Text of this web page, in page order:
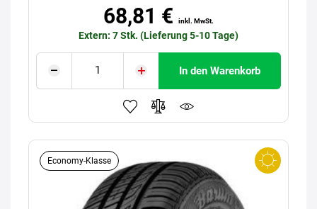
68,81 € inkl. MwSt.
Extern: 7 Stk. (Lieferung 5-10 Tage)
In den Warenkorb
Economy-Klasse